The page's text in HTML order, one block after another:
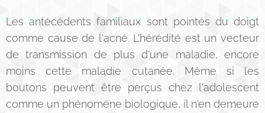
Les antécédents familiaux sont pointés du doigt
comme cause de l'acné. L'hérédité est un vecteur
de transmission de plus d'une maladie, encore
moins cette maladie cutanée. Même si les
boutons peuvent être perçus chez l'adolescent
comme un phénomène biologique, il n'en demeure